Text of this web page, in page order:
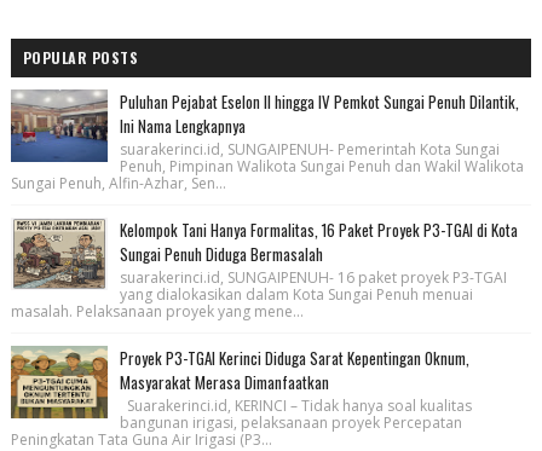
POPULAR POSTS
Puluhan Pejabat Eselon II hingga IV Pemkot Sungai Penuh Dilantik,
Ini Nama Lengkapnya
suarakerinci.id, SUNGAIPENUH- Pemerintah Kota Sungai
Penuh, Pimpinan Walikota Sungai Penuh dan Wakil Walikota
Sungai Penuh, Alfin-Azhar, Sen...
Kelompok Tani Hanya Formalitas, 16 Paket Proyek P3-TGAI di Kota
Sungai Penuh Diduga Bermasalah
suarakerinci.id, SUNGAIPENUH- 16 paket proyek P3-TGAI
yang dialokasikan dalam Kota Sungai Penuh menuai
masalah. Pelaksanaan proyek yang mene...
Proyek P3-TGAI Kerinci Diduga Sarat Kepentingan Oknum,
Masyarakat Merasa Dimanfaatkan
Suarakerinci.id, KERINCI – Tidak hanya soal kualitas
bangunan irigasi, pelaksanaan proyek Percepatan
Peningkatan Tata Guna Air Irigasi (P3...